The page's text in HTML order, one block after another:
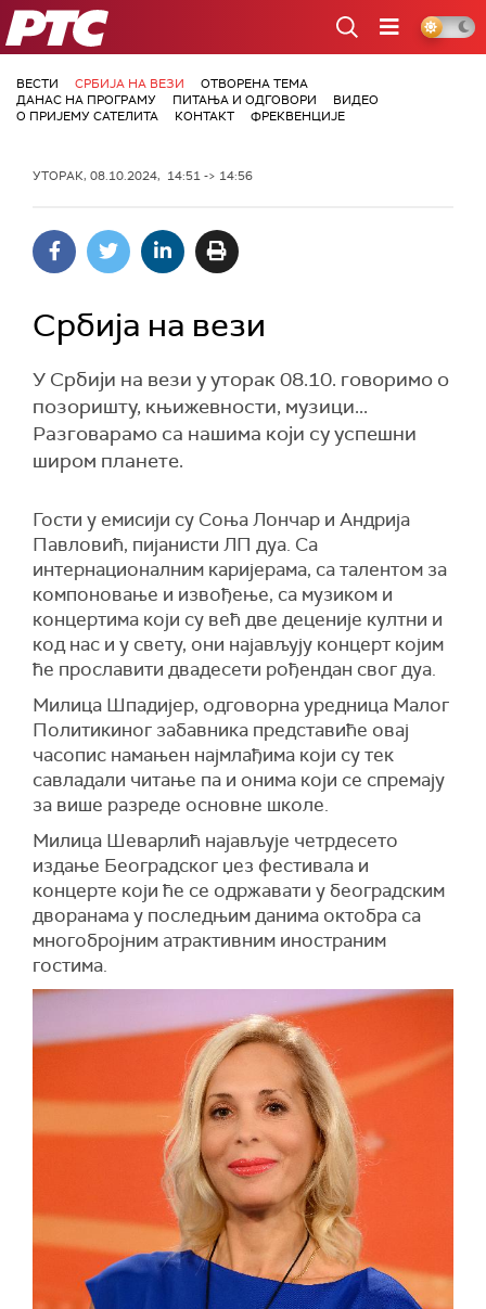
РТС
ВЕСТИ СРБИЈА НА ВЕЗИ
ОТВОРЕНА ТЕМА
ДАНАС НА ПРОГРАМУ
ПИТАЊА И ОДГОВОРИ
ВИДЕО
О ПРИЈЕМУ САТЕЛИТА
КОНТАКТ ФРЕКВЕНЦИЈЕ
УТОРАК, 08.10.2024, 14:51 -> 14:56
Србија на вези
У Србији на вези у уторак 08.10. говоримо о
позоришту, књижевности, музици...
Разговарамо са нашима који су успешни
широм планете.
Гости у емисији су Соња Лончар и Андрија
Павловић, пијанисти ЛП дуа. Са
интернационалним каријерама, са талентом за
компоновање и извођење, са музиком и
концертима који су већ две деценије култни и
код нас и у свету, они најављују концерт којим
ће прославити двадесети рођендан свог дуа.
Милица Шпадијер, одговорна уредница Малог
Политикиног забавника представиће овај
часопис намањен најмлађима који су тек
савладали читање па и онима који се спремају
за више разреде основне школе.
Милица Шеварлић најављује четрдесето
издање Београдског џез фестивала и
концерте који ће се одржавати у београдским
дворанама у последњим данима октобра са
многобројним атрактивним иностраним
гостима.